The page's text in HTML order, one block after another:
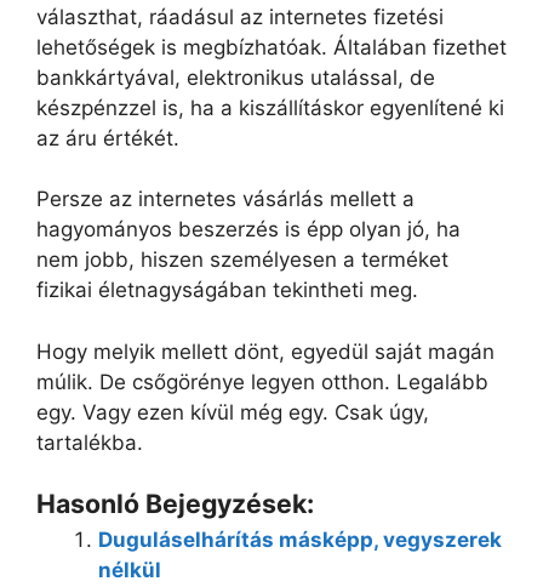
választhat, ráadásul az internetes fizetési
lehetőségek is megbízhatóak. Általában fizethet
bankkártyával, elektronikus utalással, de
készpénzzel is, ha a kiszállításkor egyenlítené ki
az áru értékét.
Persze az internetes vásárlás mellett a
hagyományos beszerzés is épp olyan jó, ha
nem jobb, hiszen személyesen a terméket
fizikai életnagyságában tekintheti meg.
Hogy melyik mellett dönt, egyedül saját magán
múlik. De csőgörénye legyen otthon. Legalább
egy. Vagy ezen kívül még egy. Csak úgy,
tartalékba.
Hasonló Bejegyzések:
Duguláselhárítás másképp, vegyszerek
nélkül